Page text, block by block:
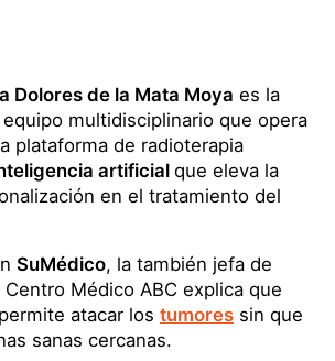
Dolores de la Mata Moya es la
multidisciplinario que opera
plataforma de radioterapia
artificial que eleva la
en el tratamiento del
SuMédico, la también jefa de
Centro Médico ABC explica que
atacar los tumores sin que
sanas cercanas.